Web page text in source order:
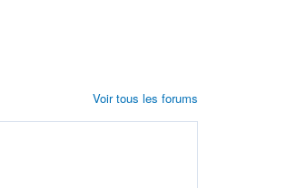
Voir tous les forums